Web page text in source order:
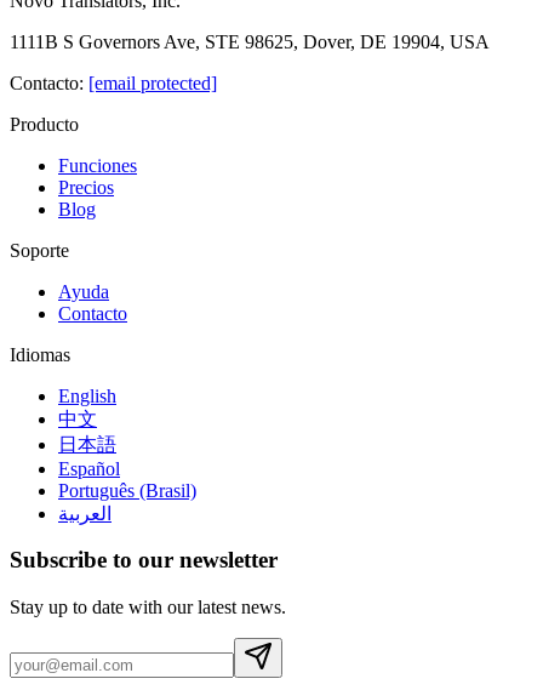
1111B S Governors Ave, STE 98625, Dover, DE 19904, USA
Contacto: [email protected]
Producto
Funciones
Precios
Blog
Soporte
Ayuda
Contacto
Idiomas
English
中文
日本語
Español
Português (Brasil)
العربية
Subscribe to our newsletter
Stay up to date with our latest news.